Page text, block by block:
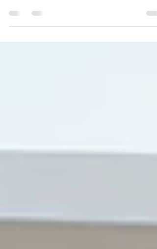
Junto a Grupo Arqdeco (Creative Projects) y Ana
proyecto muy especial para...